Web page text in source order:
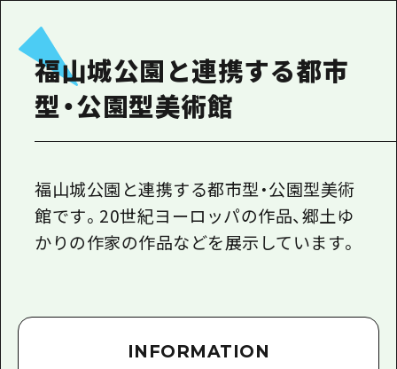
ボランティアガイド
ガイドブック
広島県の魅力を動画でご紹介！
メディア掲載情報
フォトダウンロード
関連リンク
福山城公園と連携する都市
型・公園型美術館
福山城公園と連携する都市型・公園型美術
館です。20世紀ヨーロッパの作品、郷土ゆ
かりの作家の作品などを展示しています。
INFORMATION